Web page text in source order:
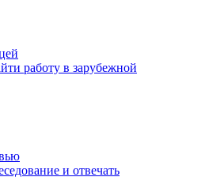
работу в зарубежной
и отвечать